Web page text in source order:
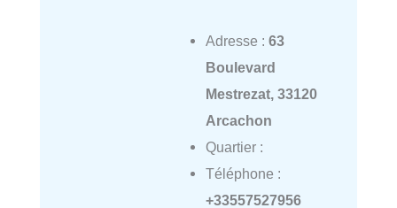
Adresse : 63
Boulevard
Mestrezat, 33120
Arcachon
Quartier :
Téléphone :
+33557527956